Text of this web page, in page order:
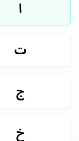
ا
ت
ج
خ